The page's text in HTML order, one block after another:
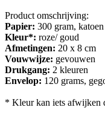
Product omschrijving:
Papier: 300 gram,
Kleur*: roze/ goud
Afmetingen: 20 x 8 cm
Vouwwijze: gevouwen
Drukgang: 2 kleuren
Envelop: 120 grams,
* Kleur kan iets afwijken